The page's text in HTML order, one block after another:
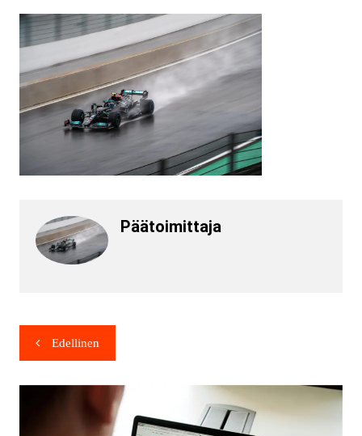
Päätoimittaja
Edellinen